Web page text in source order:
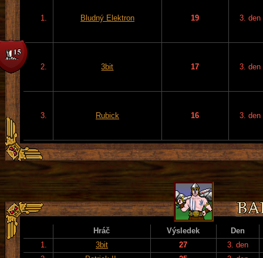
1. Bludný Elektron 19 3. den
2. 3bit 17 3. den
3. Rubick 16 3. den
Hráč Výsledek
Den
1.
3bit 27
3. den